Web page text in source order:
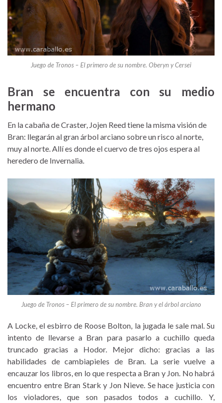
Juego de Tronos – El primero de su nombre. Oberyn y Cersei
Bran se encuentra con su medio
hermano
En la cabaña de Craster, Jojen Reed tiene la misma visión de
Bran: llegarán al gran árbol arciano sobre un risco al norte,
muy al norte. Allí es donde el cuervo de tres ojos espera al
heredero de Invernalia.
Juego de Tronos – El primero de su nombre. Bran y el árbol arciano
A Locke, el esbirro de Roose Bolton, la jugada le sale mal. Su
intento de llevarse a Bran para pasarlo a cuchillo queda
truncado gracias a Hodor. Mejor dicho: gracias a las
habilidades de cambiapieles de Bran. La serie vuelve a
encauzar los libros, en lo que respecta a Bran y Jon. No habrá
encuentro entre Bran Stark y Jon Nieve. Se hace justicia con
los violadores, que son pasados todos a cuchillo. Y,